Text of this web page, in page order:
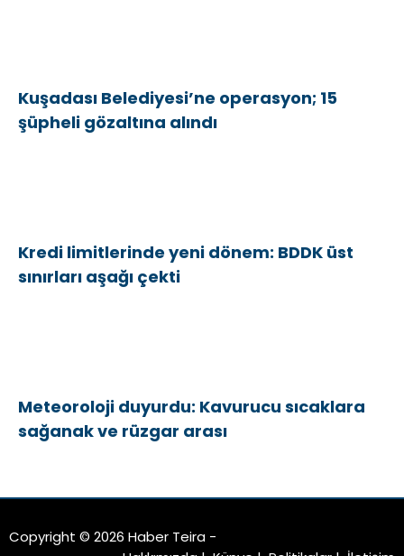
Kuşadası Belediyesi’ne operasyon; 15
şüpheli gözaltına alındı
Kredi limitlerinde yeni dönem: BDDK üst
sınırları aşağı çekti
Meteoroloji duyurdu: Kavurucu sıcaklara
sağanak ve rüzgar arası
Copyright © 2026 Haber Teira -